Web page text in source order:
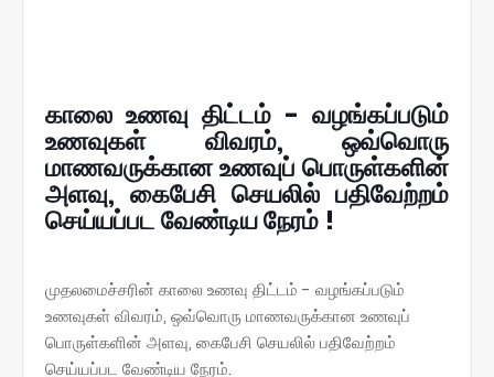
காலை உணவு திட்டம் - வழங்கப்படும்
உணவுகள் விவரம், ஒவ்வொரு
மாணவருக்கான உணவுப் பொருள்களின்
அளவு, கைபேசி செயலில் பதிவேற்றம்
செய்யப்பட வேண்டிய நேரம் !
முதலமைச்சரின் காலை உணவு திட்டம் - வழங்கப்படும்
உணவுகள் விவரம், ஒவ்வொரு மாணவருக்கான உணவுப்
பொருள்களின் அளவு, கைபேசி செயலில் பதிவேற்றம்
செய்யப்பட வேண்டிய நேரம்.